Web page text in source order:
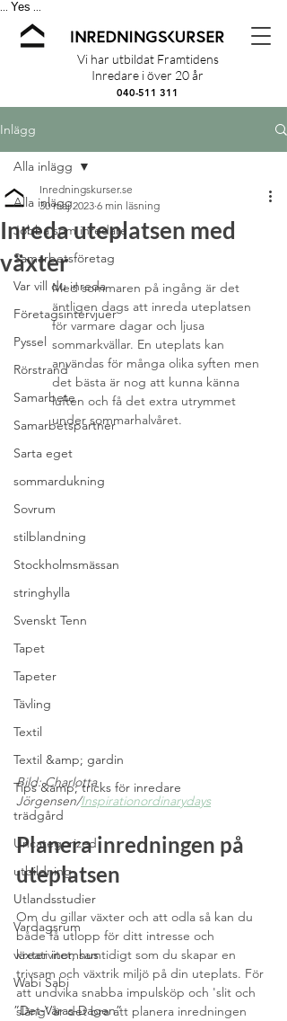
Yes
Vi har utbildat Framtidens
Inredare i över 20 år
040-511 311
Inlägg
Alla inlägg
Jobba som inredare
Samarbetsföretag
Var vill du inreda
Företagsintervjuer
Pyssel
Rörstrand
Samarbete
Samarbetspartner
Sarta eget
sommardukning
Sovrum
stilblandning
Stockholmsmässan
stringhylla
Svenskt Tenn
Tapet
Tapeter
Tävling
Textil
Textil &amp; gardin
Tips &amp; tricks för inredare
trädgård
Uncategorized
utbildning
Utlandsstudier
Vardagsrum
växter inomhus
Wabi Sabi
”Det-Våras-Dagen”
Alla inlägg
Inreda uteplatsen med
växter
Inredningskurser.se
30 maj 2023 6 min läsning
Med sommaren på ingång är det
äntligen dags att inreda uteplatsen
för varmare dagar och ljusa
sommarkvällar. En uteplats kan
användas för många olika syften men
det bästa är nog att kunna känna
luften och få det extra utrymmet
under sommarhalvåret.
Bild: Charlotta
Jörgensen/Inspirationordinarydays
Planera inredningen på
uteplatsen
Om du gillar växter och att odla så kan du
både få utlopp för ditt intresse och
kreativitet, samtidigt som du skapar en
trivsam och växtrik miljö på din uteplats. För
att undvika snabba impulsköp och 'slit och
släng’ är det bra att planera inredningen